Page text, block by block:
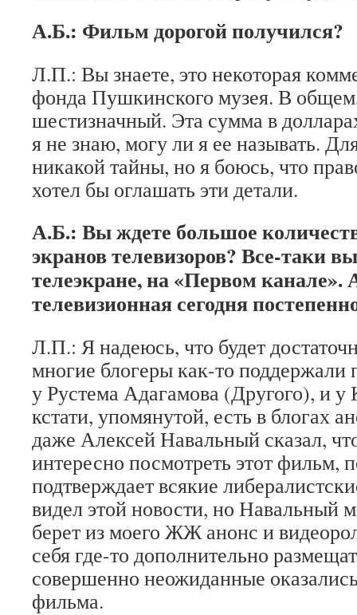
А.Б.: Фильм дорогой получился?
Л.П.: Вы знаете, это некоторая
фонда Пушкинского музея. В
шестизначный. Эта сумма в
я не знаю, могу ли я ее называть.
никакой тайны, но я боюсь, что
хотел бы оглашать эти детали.
А.Б.: Вы ждете большое
экранов телевизоров? Все-таки
телеэкране, на «Первом канале».
телевизионная сегодня
Л.П.: Я надеюсь, что будет
многие блогеры как-то поддержали
у Рустема Адагамова (Другого), и у
кстати, упомянутой, есть в блогах
даже Алексей Навальный сказал,
интересно посмотреть этот фильм,
подтверждает всякие
видел этой новости, но Навальный
берет из моего ЖЖ анонс и
себя где-то дополнительно
совершенно неожиданные
фильма.